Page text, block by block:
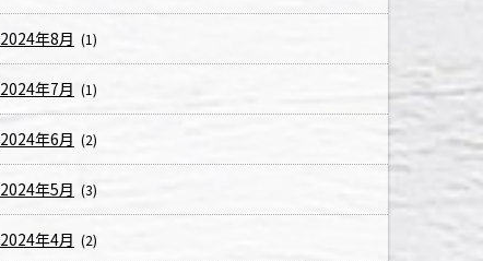
2024年8月 (1)
2024年7月 (1)
2024年6月 (2)
2024年5月 (3)
2024年4月 (2)